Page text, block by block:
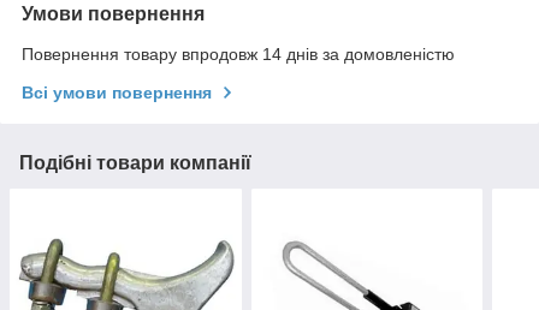
Умови повернення
Повернення товару впродовж 14 днів за домовленістю
Всі умови повернення
Подібні товари компанії